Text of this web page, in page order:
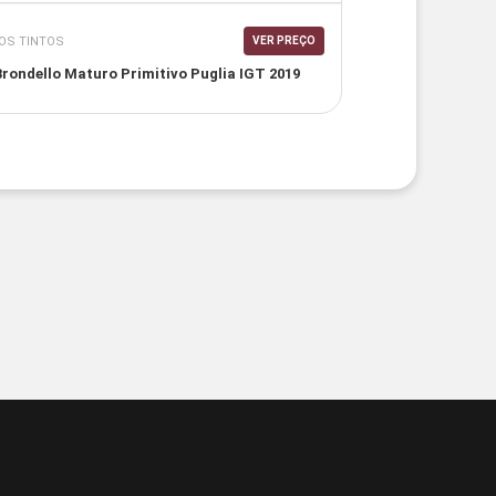
TINTOS VER PREÇO
Maturo Primitivo Puglia IGT 2019